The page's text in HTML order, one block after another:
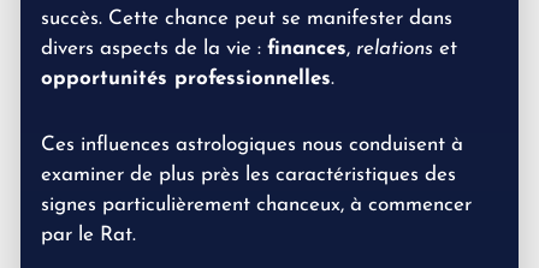
succès. Cette chance peut se manifester dans
divers aspects de la vie : finances, relations et
opportunités professionnelles.
Ces influences astrologiques nous conduisent à
examiner de plus près les caractéristiques des
signes particulièrement chanceux, à commencer
par le Rat.